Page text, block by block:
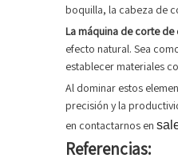
boquilla, la cabeza de
La máquina de corte
efecto natural. Sea
establecer materiales
Al dominar estos
precisión y la
en contactarnos en
Referencias: